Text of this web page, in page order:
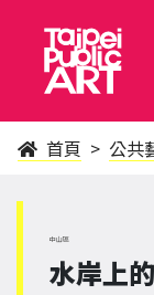
首頁 公共
中山區
水岸上